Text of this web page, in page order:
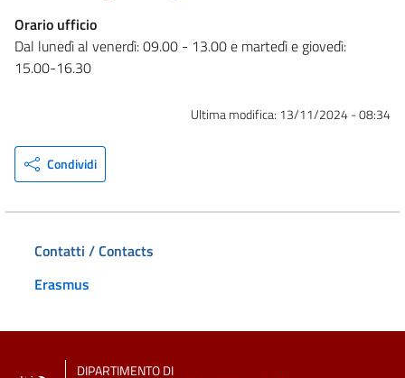
Orario ufficio
Dal lunedì al venerdì: 09.00 - 13.00 e martedì e giovedì:
15.00-16.30
Ultima modifica: 13/11/2024 - 08:34
Condividi
Contatti / Contacts
Erasmus
DIPARTIMENTO DI